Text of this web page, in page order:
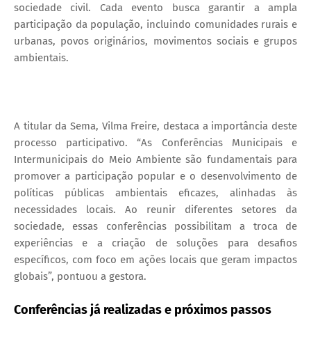
sociedade civil. Cada evento busca garantir a ampla
participação da população, incluindo comunidades rurais e
urbanas, povos originários, movimentos sociais e grupos
ambientais.
A titular da Sema, Vilma Freire, destaca a importância deste
processo participativo. “As Conferências Municipais e
Intermunicipais do Meio Ambiente são fundamentais para
promover a participação popular e o desenvolvimento de
políticas públicas ambientais eficazes, alinhadas às
necessidades locais. Ao reunir diferentes setores da
sociedade, essas conferências possibilitam a troca de
experiências e a criação de soluções para desafios
específicos, com foco em ações locais que geram impactos
globais”, pontuou a gestora.
Conferências já realizadas e próximos passos